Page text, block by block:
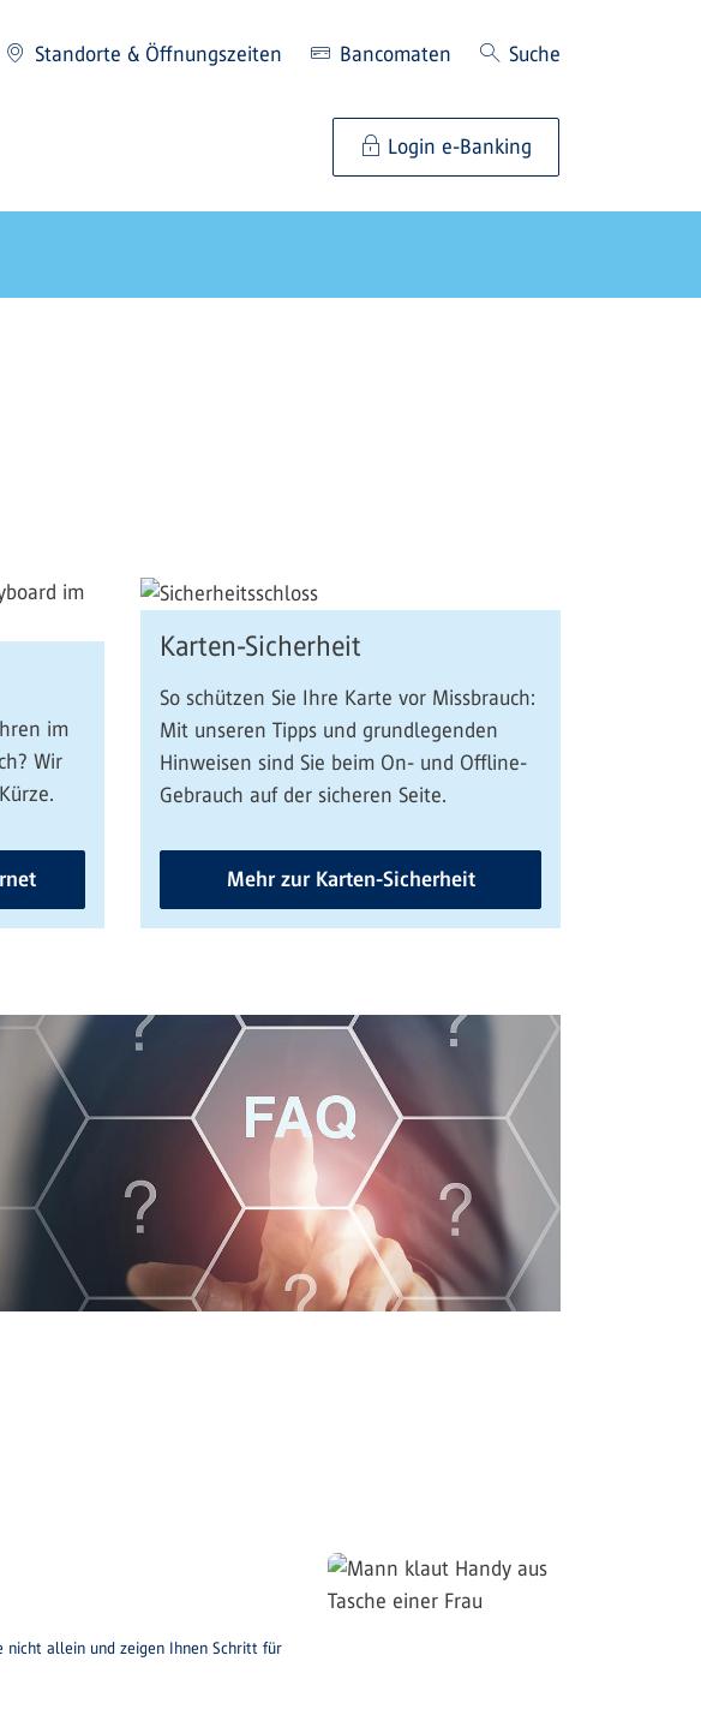
Standorte & Öffnungszeiten Bancomaten Suche
Login e-Banking
im
Wir
Karten-Sicherheit
So schützen Sie Ihre Karte vor Missbrauch:
Mit unseren Tipps und grundlegenden
Hinweisen sind Sie beim On- und Offline-
Gebrauch auf der sicheren Seite.
Mehr zur Karten-Sicherheit
nicht allein und zeigen Ihnen Schritt für